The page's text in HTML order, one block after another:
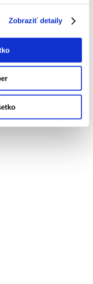
Zobraziť detaily